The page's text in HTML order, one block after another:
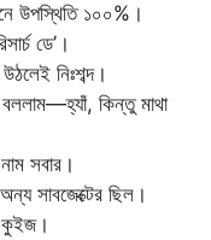
উপস্থিতি ১০০%।
ডে’।
নিঃশব্দ।
কিন্তু মাথা
সবার।
সাবজেক্টের ছিল।
কুইজ।